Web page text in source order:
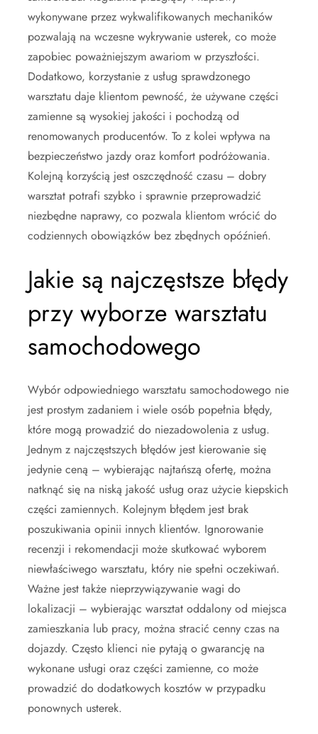
wykonywane przez wykwalifikowanych mechaników
pozwalają na wczesne wykrywanie usterek, co może
zapobiec poważniejszym awariom w przyszłości.
Dodatkowo, korzystanie z usług sprawdzonego
warsztatu daje klientom pewność, że używane części
zamienne są wysokiej jakości i pochodzą od
renomowanych producentów. To z kolei wpływa na
bezpieczeństwo jazdy oraz komfort podróżowania.
Kolejną korzyścią jest oszczędność czasu – dobry
warsztat potrafi szybko i sprawnie przeprowadzić
niezbędne naprawy, co pozwala klientom wrócić do
codziennych obowiązków bez zbędnych opóźnień.
Jakie są najczęstsze błędy
przy wyborze warsztatu
samochodowego
Wybór odpowiedniego warsztatu samochodowego nie
jest prostym zadaniem i wiele osób popełnia błędy,
które mogą prowadzić do niezadowolenia z usług.
Jednym z najczęstszych błędów jest kierowanie się
jedynie ceną – wybierając najtańszą ofertę, można
natknąć się na niską jakość usług oraz użycie kiepskich
części zamiennych. Kolejnym błędem jest brak
poszukiwania opinii innych klientów. Ignorowanie
recenzji i rekomendacji może skutkować wyborem
niewłaściwego warsztatu, który nie spełni oczekiwań.
Ważne jest także nieprzywiązywanie wagi do
lokalizacji – wybierając warsztat oddalony od miejsca
zamieszkania lub pracy, można stracić cenny czas na
dojazdy. Często klienci nie pytają o gwarancję na
wykonane usługi oraz części zamienne, co może
prowadzić do dodatkowych kosztów w przypadku
ponownych usterek.